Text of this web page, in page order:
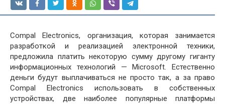
Compal Electronics, организация, которая занимается
разработкой и реализацией электронной техники,
предложила платить некоторую сумму другому гиганту
информационных технологий — Microsoft. Естественно
деньги будут выплачиваться не просто так, а за право
Compal Electronics использовать в собственных
устройствах, две наиболее популярные платформы